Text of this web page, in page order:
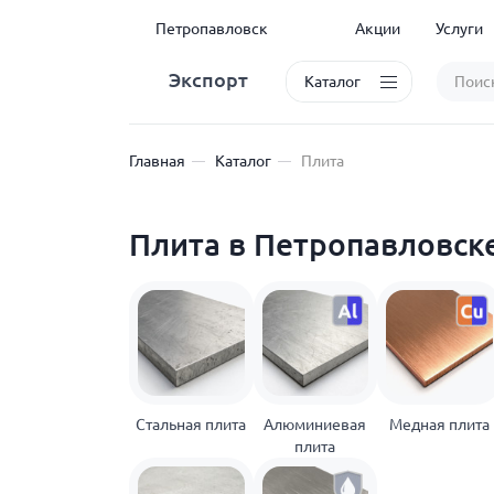
Петропавловск Акции Услуги
Экспорт Каталог
Главная Каталог Плита
Плита в
Стальная плита
Алюминиевая
плита
Медная плита